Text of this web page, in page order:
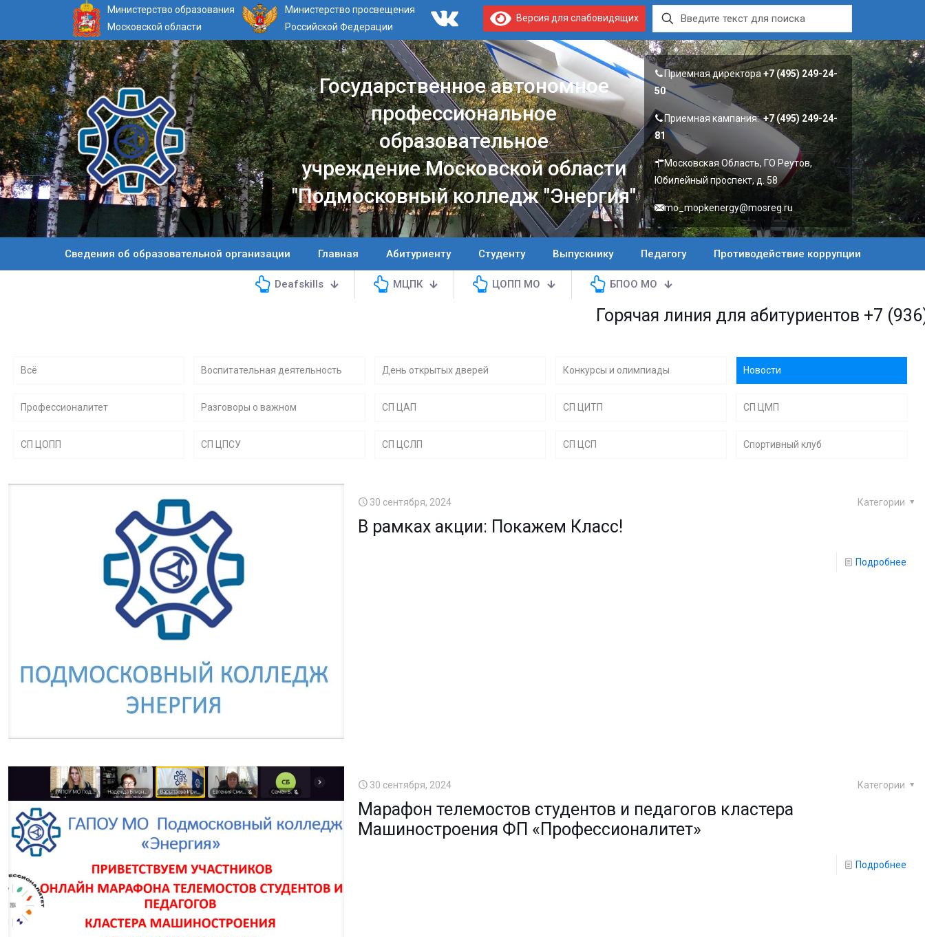
Министерство образования
Московской области
Министерство просвещения
Российской Федерации
Версия для слабовидящих
Государственное автономное
профессиональное
образовательное
учреждение Московской области
"Подмосковный колледж "Энергия"
Приемная директора+7 (495) 249-24-
50
Приемная кампания:+7 (495) 249-24-
81
Московская Область, ГО Реутов,
Юбилейный проспект, д. 58
mo_mopkenergy@mosreg.ru
Сведения об образовательной организации Главная Абитуриенту Студенту Выпускнику Педагогу Противодействие коррупции
Deafskills МЦПК ЦОПП МО БПОО МО
Горячая линия для абитуриентов+7 (936) 287-46-
Всё Воспитательная деятельность День открытых дверей Конкурсы и олимпиады Новости
Профессионалитет Разговоры о важном СП ЦАП СП ЦИТП СП ЦМП
СП ЦОПП СП ЦПСУ СП ЦСЛП СП ЦСП Спортивный клуб
30 сентября, 2024 Категории
В рамках акции: Покажем Класс!
Подробнее
30 сентября, 2024 Категории
Марафон телемостов студентов и педагогов кластера
Машиностроения ФП «Профессионалитет»
Подробнее